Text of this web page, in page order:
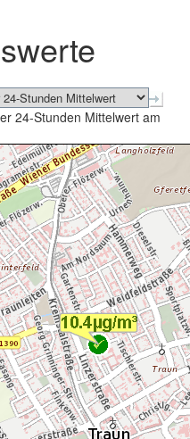
schließen
24-Stunden Mittelwert am